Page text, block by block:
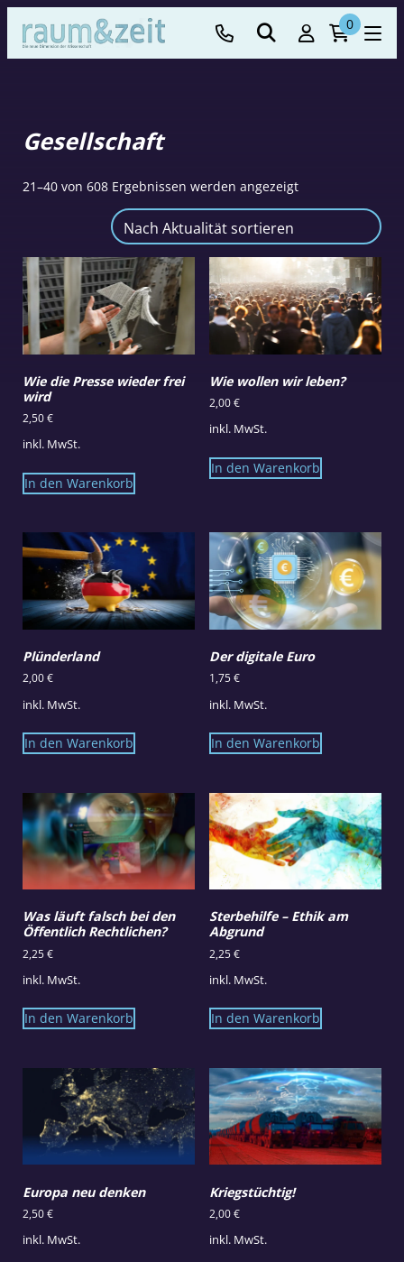
0
Gesellschaft
21–40 von 608 Ergebnissen werden angezeigtNach
Wie die Presse wieder frei
wird
2,50€
inkl. MwSt.
In den Warenkorb
Wie wollen wir leben?
2,00€
inkl. MwSt.
In den Warenkorb
Plünderland
2,00€
inkl. MwSt.
In den Warenkorb
Der digitale Euro
1,75€
inkl. MwSt.
In den Warenkorb
Was läuft falsch bei den
Öffentlich Rechtlichen?
2,25€
inkl. MwSt.
In den Warenkorb
Sterbehilfe – Ethik am
Abgrund
2,25€
inkl. MwSt.
In den Warenkorb
Europa neu denken
2,50€
inkl. MwSt.
Kriegstüchtig!
2,00€
inkl. MwSt.